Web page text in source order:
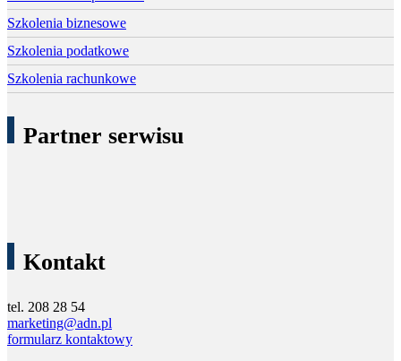
Szkolenia biznesowe
Szkolenia podatkowe
Szkolenia rachunkowe
Partner serwisu
Kontakt
tel. 208 28 54
marketing@adn.pl
formularz kontaktowy